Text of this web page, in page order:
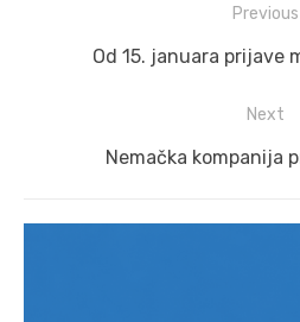
navigation
Previous
Previous
Od 15. januara prijave
Next
Next
Nemačka kompanija